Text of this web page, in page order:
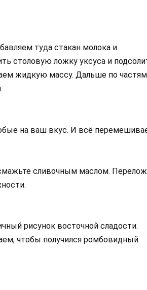
туда стакан молока и
столовую ложку уксуса и
жидкую массу. Дальше по частям
на ваш вкус. И всё
сливочным маслом.
рисунок восточной сладости.
чтобы получился ромбовидный